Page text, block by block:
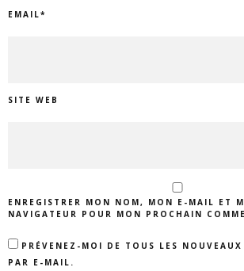
EMAIL*
SITE WEB
ENREGISTRER MON NOM, MON E-MAIL ET
NAVIGATEUR POUR MON PROCHAIN
PRÉVENEZ-MOI DE TOUS LES NOUVEAUX
PAR E-MAIL.